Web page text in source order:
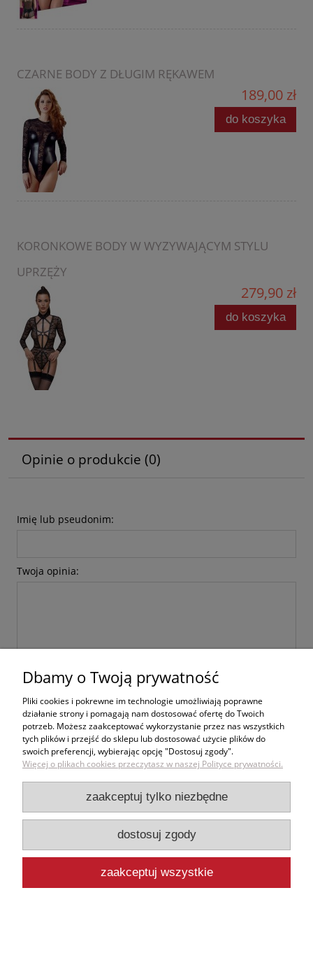
CZARNE BODY Z DŁUGIM RĘKAWEM
189,00 zł
do koszyka
KORONKOWE BODY W WYZYWAJĄCYM STYLU
UPRZĘŻY
279,90 zł
do koszyka
Opinie o produkcie (0)
Imię lub pseudonim:
Twoja opinia:
Zakupy
Pomoc
Moje konto
Informacje
Dbamy o Twoją prywatność
Pliki cookies i pokrewne im technologie umożliwiają poprawne
działanie strony i pomagają nam dostosować ofertę do Twoich
potrzeb. Możesz zaakceptować wykorzystanie przez nas wszystkich
tych plików i przejść do sklepu lub dostosować użycie plików do
swoich preferencji, wybierając opcję "Dostosuj zgody".
Więcej o plikach cookies przeczytasz w naszej Polityce prywatności.
zaakceptuj tylko niezbędne
dostosuj zgody
zaakceptuj wszystkie